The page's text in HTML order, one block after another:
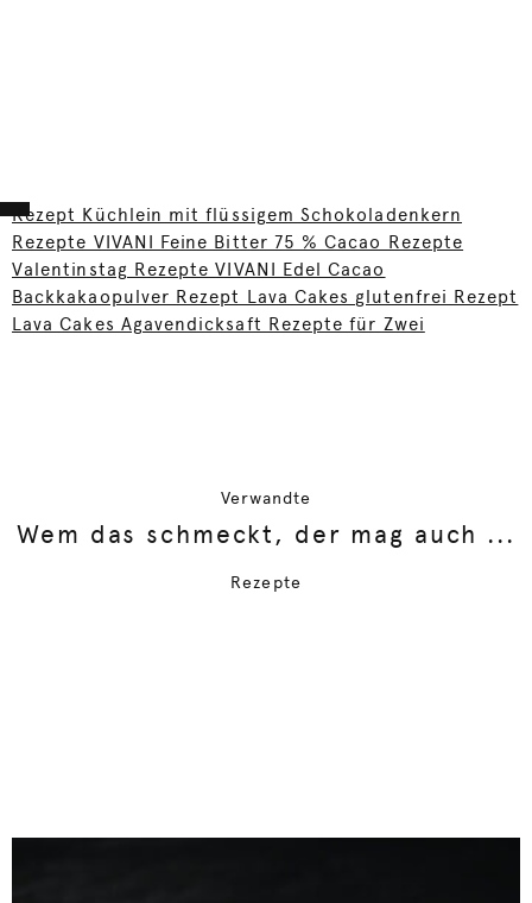
Rezept Küchlein mit flüssigem Schokoladenkern
Rezepte VIVANI Feine Bitter 75 % Cacao Rezepte
Valentinstag Rezepte VIVANI Edel Cacao
Backkakaopulver Rezept Lava Cakes glutenfrei Rezept
Lava Cakes Agavendicksaft Rezepte für Zwei
Verwandte
Wem das schmeckt, der mag auch ...
Rezepte